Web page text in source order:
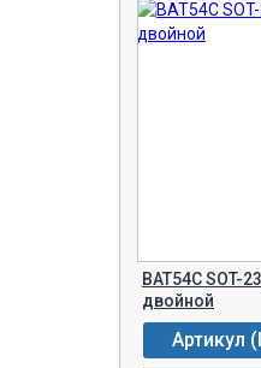
BAT54C SOT-
двойной
Артикул